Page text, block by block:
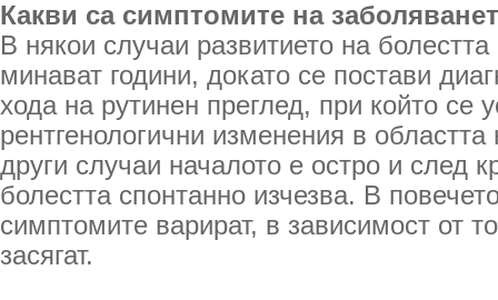
Какви са симптомите на
В някои случаи развитието на
минават години, докато се постави
хода на рутинен преглед, при който се
рентгенологични изменения в
други случаи началото е остро и след
болестта спонтанно изчезва. В
симптомите варират, в зависимост от
засягат.